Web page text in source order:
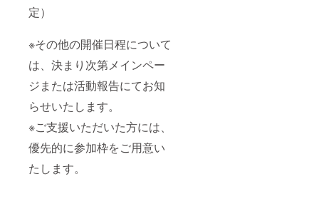
定）
※その他の開催日程について
は、決まり次第メインペー
ジまたは活動報告にてお知
らせいたします。
※ご支援いただいた方には、
優先的に参加枠をご用意い
たします。